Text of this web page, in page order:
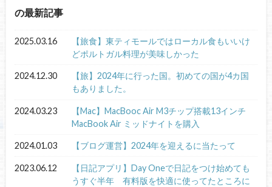
の最新記事
2025.03.16
【旅食】東ティモールではローカル食もいいけ
どポルトガル料理が美味しかった
2024.12.30
【旅】2024年に行った国。初めての国が4カ国
もありました。
2024.03.23
【Mac】MacBooc Air M3チップ搭載13インチ
MacBook Air ミッドナイトを購入
2024.01.03 【ブログ運営】2024年を迎えるに当たって
2023.06.12
【日記アプリ】Day Oneで日記をつけ始めても
うすぐ半年 有料版を快適に使ってたところに